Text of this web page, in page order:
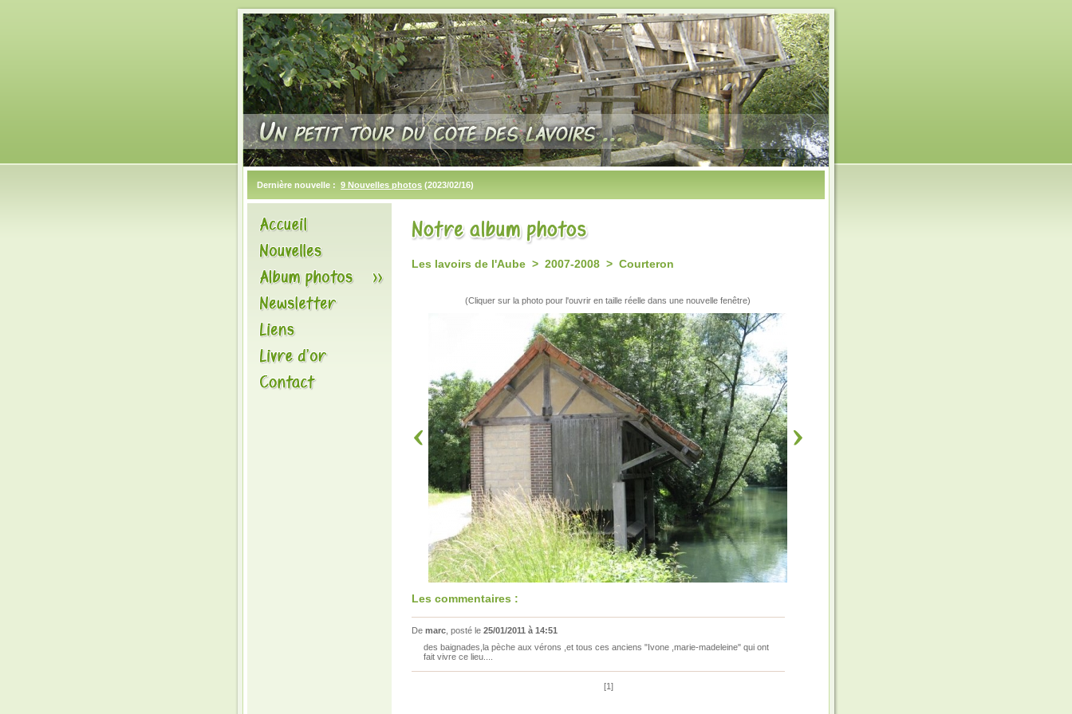
Dernière nouvelle : 9 Nouvelles photos (2023/02/16)
Les lavoirs de l'Aube > 2007-2008 > Courteron
(Cliquer sur la photo pour l'ouvrir en taille réelle dans une nouvelle fenêtre)
Les commentaires :
De marc , posté le 25/01/2011 à 14:51
des baignades,la pèche aux vérons ,et tous ces anciens "Ivone ,marie-madeleine" qui ont
fait vivre ce lieu....
[1]